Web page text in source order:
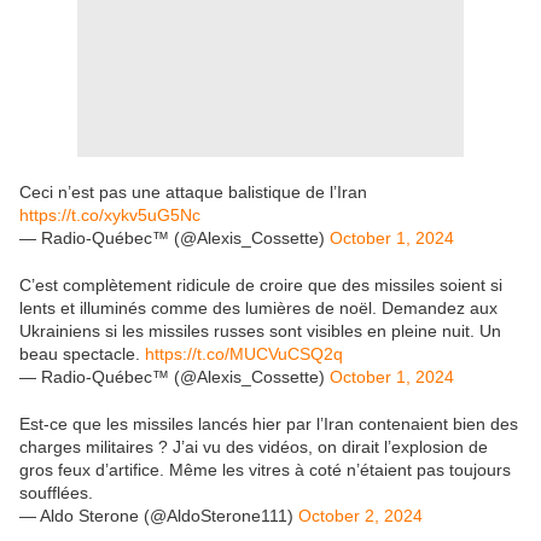
Ceci n’est pas une attaque balistique de l’Iran
https://t.co/xykv5uG5Nc
— Radio-Québec™ (@Alexis_Cossette) October 1, 2024
C’est complètement ridicule de croire que des missiles soient si
lents et illuminés comme des lumières de noël. Demandez aux
Ukrainiens si les missiles russes sont visibles en pleine nuit. Un
beau spectacle. https://t.co/MUCVuCSQ2q
— Radio-Québec™ (@Alexis_Cossette) October 1, 2024
Est-ce que les missiles lancés hier par l’Iran contenaient bien des
charges militaires ? J’ai vu des vidéos, on dirait l’explosion de
gros feux d’artifice. Même les vitres à coté n’étaient pas toujours
soufflées.
— Aldo Sterone (@AldoSterone111) October 2, 2024